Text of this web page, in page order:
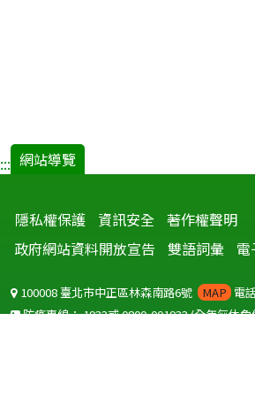
::: 網站導覽
隱私權保護 資訊安全 著作權聲明
政府網站資料開放宣告
雙語詞彙 電
100008 臺北市中正區林森南路6號 MAP 電
防疫專線：1922或0800-001922(全年無休免